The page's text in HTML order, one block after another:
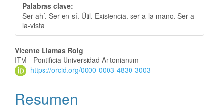
Palabras clave:
Ser-ahí, Ser-en-sí, Útil, Existencia, ser-a-la-mano, Ser-a-
la-vista
Vicente Llamas Roig
ITM - Pontificia Universidad Antonianum
https://orcid.org/0000-0003-4830-3003
Resumen